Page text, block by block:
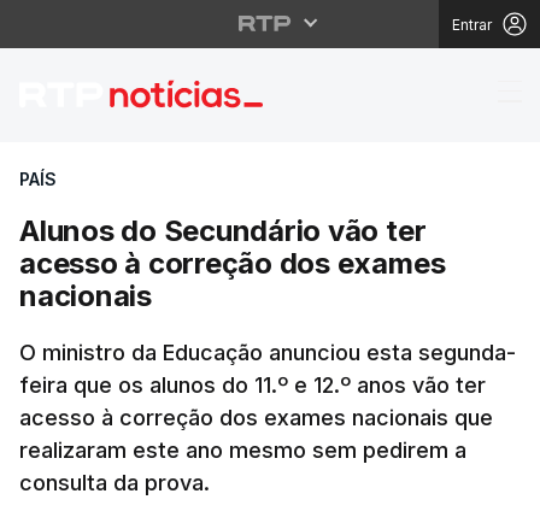
Entrar
Alunos do
PAÍS
Alunos do Secundário vão ter
acesso à correção dos exames
nacionais
O ministro da Educação anunciou esta segunda-
feira que os alunos do 11.º e 12.º anos vão ter
acesso à correção dos exames nacionais que
realizaram este ano mesmo sem pedirem a
consulta da prova.